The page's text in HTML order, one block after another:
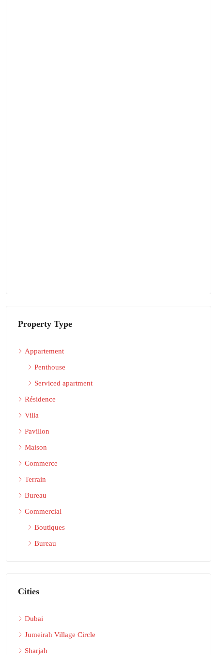
Property Type
Appartement
Penthouse
Serviced apartment
Résidence
Villa
Pavillon
Maison
Commerce
Terrain
Bureau
Commercial
Boutiques
Bureau
Cities
Dubai
Jumeirah Village Circle
Sharjah